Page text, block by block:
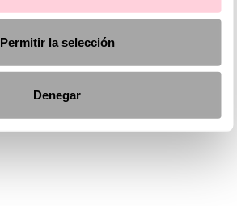
Permitir la selección
Denegar